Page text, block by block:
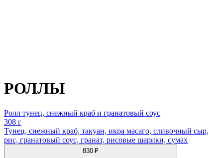
РОЛЛЫ
Ролл тунец, снежный краб и гранатовый соус
308 г
Тунец, снежный краб, такуан, икра масаго, сливочный сыр,
рис, гранатовый соус, гранат, рисовые шарики, сумах
830 ₽